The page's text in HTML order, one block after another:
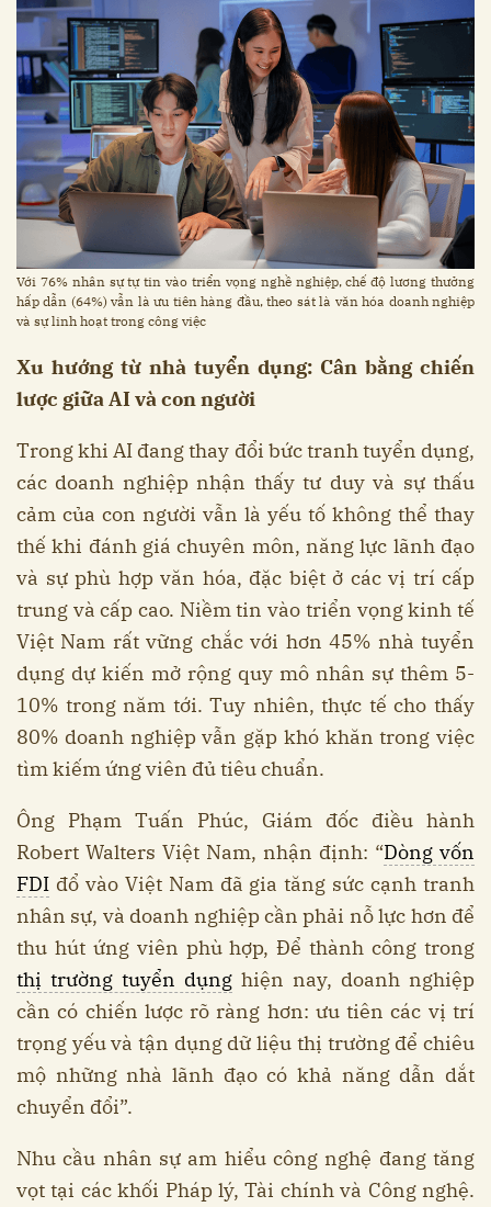
Với 76% nhân sự tự tin vào triển vọng nghề nghiệp, chế độ lương thưởng
hấp dẫn (64%) vẫn là ưu tiên hàng đầu, theo sát là văn hóa doanh nghiệp
và sự linh hoạt trong công việc
Xu hướng từ nhà tuyển dụng: Cân bằng chiến
lược giữa AI và con người
Trong khi AI đang thay đổi bức tranh tuyển dụng,
các doanh nghiệp nhận thấy tư duy và sự thấu
cảm của con người vẫn là yếu tố không thể thay
thế khi đánh giá chuyên môn, năng lực lãnh đạo
và sự phù hợp văn hóa, đặc biệt ở các vị trí cấp
trung và cấp cao. Niềm tin vào triển vọng kinh tế
Việt Nam rất vững chắc với hơn 45% nhà tuyển
dụng dự kiến mở rộng quy mô nhân sự thêm 5-
10% trong năm tới. Tuy nhiên, thực tế cho thấy
80% doanh nghiệp vẫn gặp khó khăn trong việc
tìm kiếm ứng viên đủ tiêu chuẩn.
Ông Phạm Tuấn Phúc, Giám đốc điều hành
Robert Walters Việt Nam, nhận định: “Dòng vốn
FDI đổ vào Việt Nam đã gia tăng sức cạnh tranh
nhân sự, và doanh nghiệp cần phải nỗ lực hơn để
thu hút ứng viên phù hợp, Để thành công trong
thị trường tuyển dụng hiện nay, doanh nghiệp
cần có chiến lược rõ ràng hơn: ưu tiên các vị trí
trọng yếu và tận dụng dữ liệu thị trường để chiêu
mộ những nhà lãnh đạo có khả năng dẫn dắt
chuyển đổi”.
Nhu cầu nhân sự am hiểu công nghệ đang tăng
vọt tại các khối Pháp lý, Tài chính và Công nghệ.